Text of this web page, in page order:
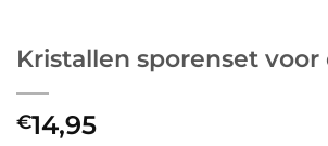
Kristallen sporenset voor
€14,95